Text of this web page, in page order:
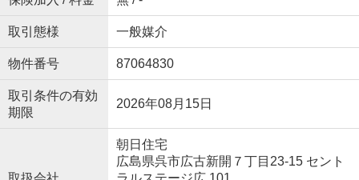
取引態様 一般媒介
物件番号 87064830
取引条件の有効
期限
2026年08月15日
朝日住宅
広島県呉市広古新開７丁目23-15 セント